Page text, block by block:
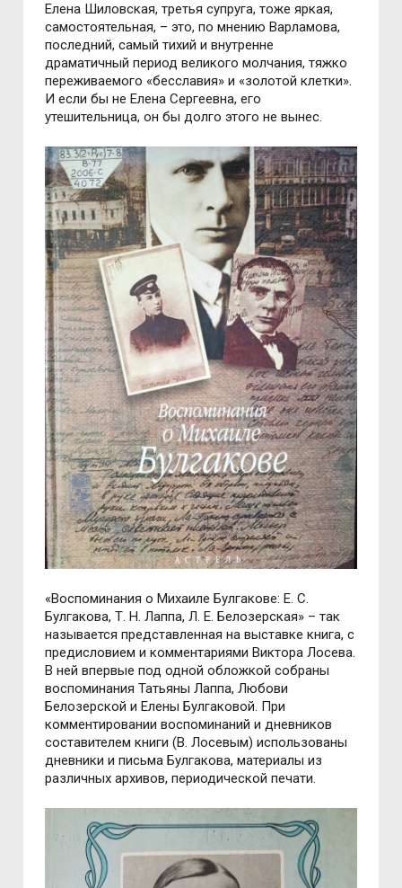
Елена Шиловская, третья супруга, тоже яркая,
самостоятельная, – это, по мнению Варламова,
последний, самый тихий и внутренне
драматичный период великого молчания, тяжко
переживаемого «бесславия» и «золотой клетки».
И если бы не Елена Сергеевна, его
утешительница, он бы долго этого не вынес.
«Воспоминания о Михаиле Булгакове: Е. С.
Булгакова, Т. Н. Лаппа, Л. Е. Белозерская» – так
называется представленная на выставке книга, с
предисловием и комментариями Виктора Лосева.
В ней впервые под одной обложкой собраны
воспоминания Татьяны Лаппа, Любови
Белозерской и Елены Булгаковой. При
комментировании воспоминаний и дневников
составителем книги (В. Лосевым) использованы
дневники и письма Булгакова, материалы из
различных архивов, периодической печати.